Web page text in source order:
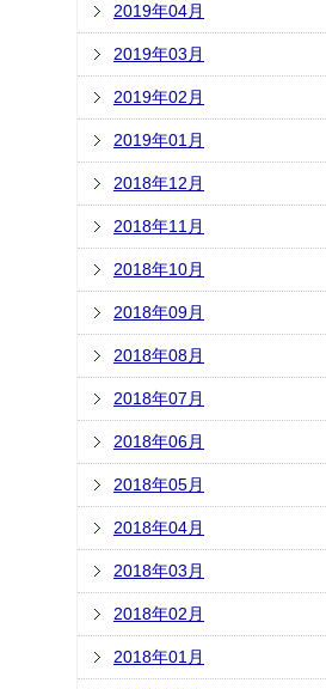
2019年04月
2019年03月
2019年02月
2019年01月
2018年12月
2018年11月
2018年10月
2018年09月
2018年08月
2018年07月
2018年06月
2018年05月
2018年04月
2018年03月
2018年02月
2018年01月